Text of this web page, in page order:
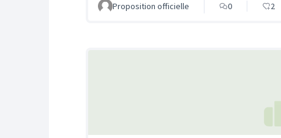
Proposition officielle 0 2